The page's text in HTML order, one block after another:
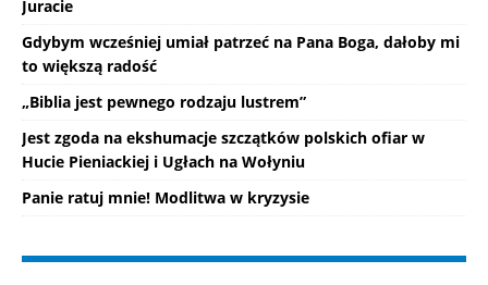
Juracie
Gdybym wcześniej umiał patrzeć na Pana Boga, dałoby mi
to większą radość
„Biblia jest pewnego rodzaju lustrem”
Jest zgoda na ekshumacje szczątków polskich ofiar w
Hucie Pieniackiej i Ugłach na Wołyniu
Panie ratuj mnie! Modlitwa w kryzysie